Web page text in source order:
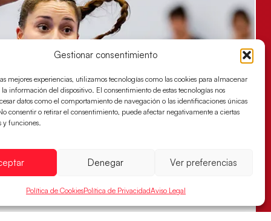
Gestionar consentimiento
mejores experiencias, utilizamos tecnologías como las cookies para almacenar
información del dispositivo. El consentimiento de estas tecnologías nos
datos como el comportamiento de navegación o las identificaciones únicas
consentir o retirar el consentimiento, puede afectar negativamente a ciertas
y funciones.
Denegar Ver preferencias
Política de CookiesPolítica de PrivacidadAviso Legal
sellan su billete para las semifinales
han remontado con parcial de 7:1 que les ha dado el pase